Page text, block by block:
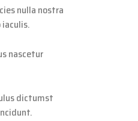
nulla nostra
nascetur
dictumst